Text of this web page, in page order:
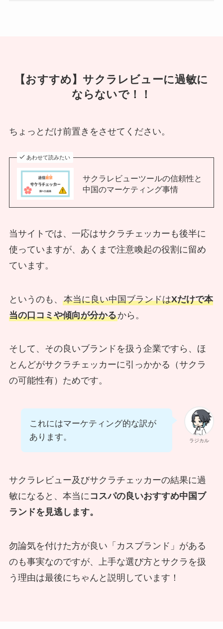
【おすすめ】サクラレビューに過敏に
ならないで！！
ちょっとだけ前置きをさせてください。
あわせて読みたい
サクラレビューツールの信頼性と
中国のマーケティング事情
当サイトでは、一応はサクラチェッカーも後半に
使っていますが、あくまで注意喚起の役割に留め
ています。
というのも、 本当に良い中国ブランドはXだけで本
当の口コミや傾向が分かるから。
そして、その良いブランドを扱う企業ですら、ほ
とんどがサクラチェッカーに引っかかる（サクラ
の可能性有）ためです。
ラジカル
これにはマーケティング的な訳が
あります。
サクラレビュー及びサクラチェッカーの結果に過
敏になると、本当にコスパの良いおすすめ中国ブ
ランドを見逃します。
勿論気を付けた方が良い「カスブランド」がある
のも事実なのですが、上手な選び方とサクラを扱
う理由は最後にちゃんと説明しています！